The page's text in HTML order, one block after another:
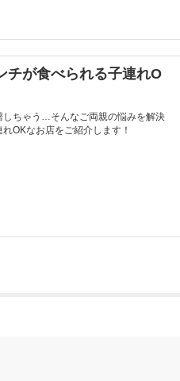
チが食べられる子連れO
しちゃう…そんなご両親の悩みを解決
OKなお店をご紹介します！